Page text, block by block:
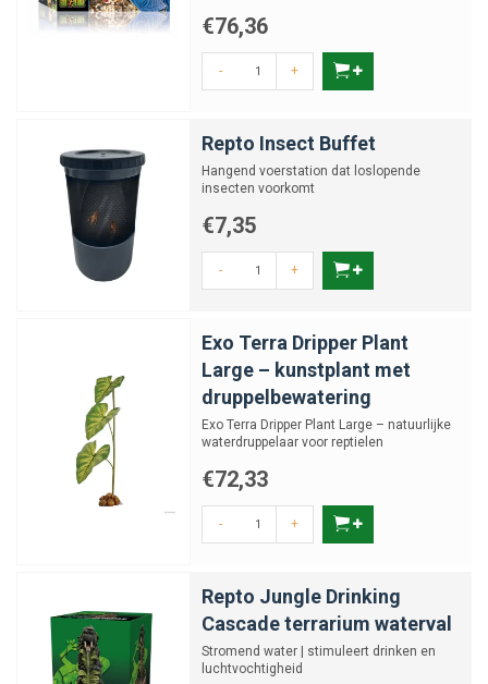
€76,36
- +
Repto Insect Buffet
Hangend voerstation dat loslopende
insecten voorkomt
€7,35
- +
Exo Terra Dripper Plant
Large – kunstplant met
druppelbewatering
Exo Terra Dripper Plant Large – natuurlijke
waterdruppelaar voor reptielen
€72,33
- +
Repto Jungle Drinking
Cascade terrarium waterval
Stromend water | stimuleert drinken en
luchtvochtigheid